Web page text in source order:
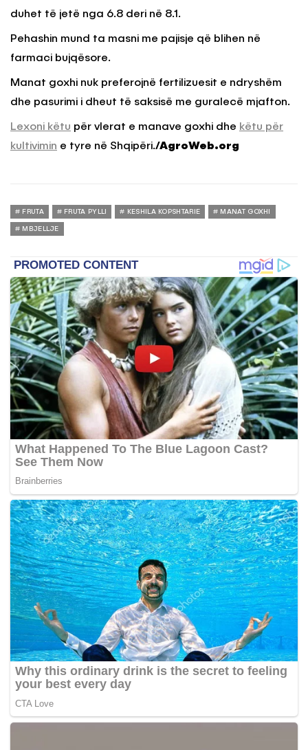
duhet të jetë nga 6.8 deri në 8.1.
Pehashin mund ta masni me pajisje që blihen në
farmaci bujqësore.
Manat goxhi nuk preferojnë fertilizuesit e ndryshëm
dhe pasurimi i dheut të saksisë me guralecë mjafton.
Lexoni këtu për vlerat e manave goxhi dhe këtu për
kultivimin e tyre në Shqipëri./AgroWeb.org
FRUTA FRUTA PYLLI KESHILA KOPSHTARIE MANAT GOXHI
MBJELLJE